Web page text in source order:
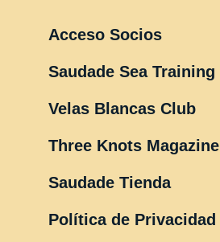
Acceso Socios
Saudade Sea Training
Velas Blancas Club
Three Knots Magazine
Saudade Tienda
Política de Privacidad